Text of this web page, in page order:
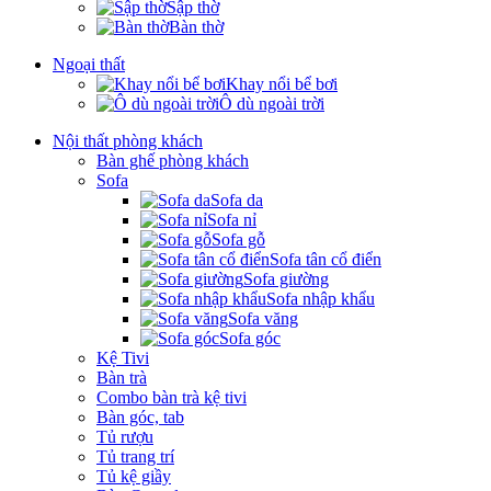
Sập thờ
Bàn thờ
Ngoại thất
Khay nổi bể bơi
Ô dù ngoài trời
Nội thất phòng khách
Bàn ghế phòng khách
Sofa
Sofa da
Sofa nỉ
Sofa gỗ
Sofa tân cổ điển
Sofa giường
Sofa nhập khẩu
Sofa văng
Sofa góc
Kệ Tivi
Bàn trà
Combo bàn trà kệ tivi
Bàn góc, tab
Tủ rượu
Tủ trang trí
Tủ kệ giầy